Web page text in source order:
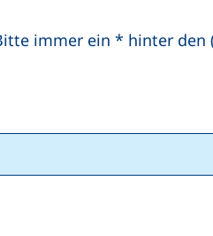
immer ein * hinter den